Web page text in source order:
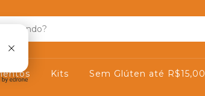
Kits Sem Glúten até R$15,00